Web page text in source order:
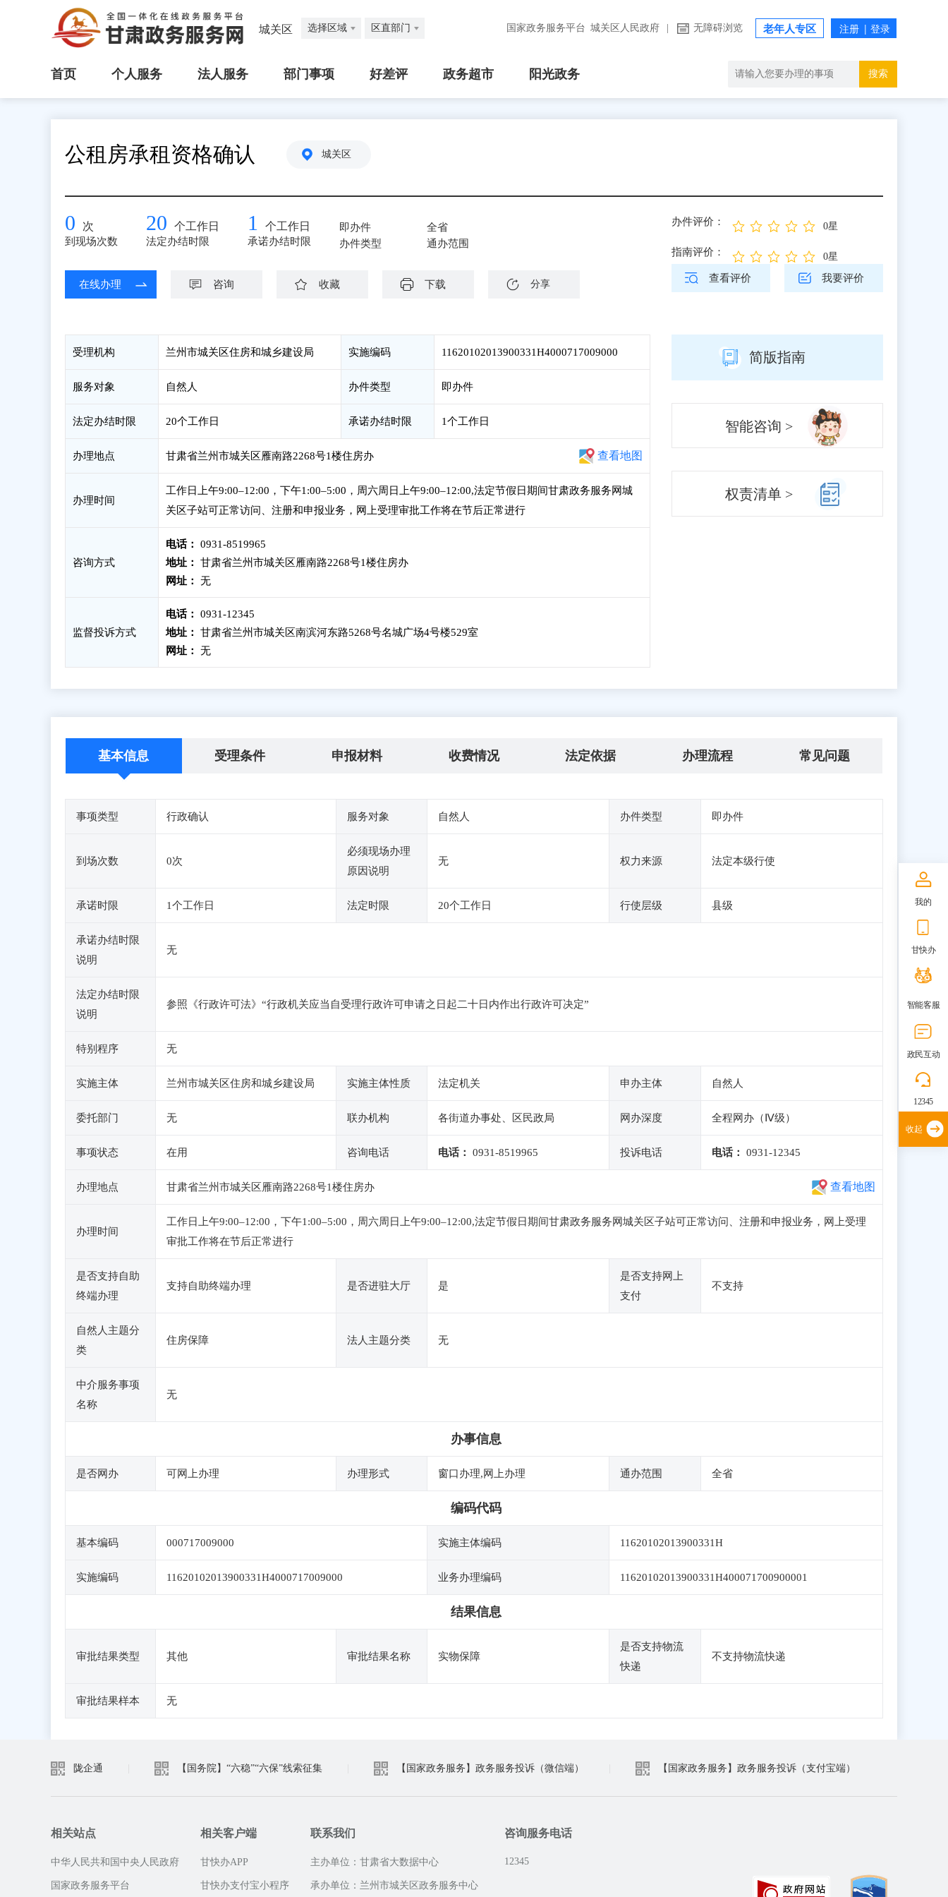
城关区 选择区域 区直部门 国家政务服务平台 城关区人民政府 无障碍浏览 老年人专区
首页 个人服务 法人服务 部门事项 好差评 政务超市 阳光政务 搜索
公租房承租资格确认 城关区
0 次
到现场次数
20 个工作日
法定办结时限
1 个工作日
承诺办结时限
即办件
办件类型
全省
通办范围
在线办理 咨询 收藏 下载 分享
办件评价： 0星
指南评价： 0星
查看评价 我要评价
受理机构 兰州市城关区住房和城乡建设局 实施编码 11620102013900331H4000717009000
服务对象 自然人 办件类型 即办件
法定办结时限 20个工作日 承诺办结时限 1个工作日
办理地点 甘肃省兰州市城关区雁南路2268号1楼住房办 查看地图
办理时间
工作日上午9:00–12:00，下午1:00–5:00，周六周日上午9:00–12:00,法定节假日期间甘肃政务服务网城
关区子站可正常访问、注册和申报业务，网上受理审批工作将在节后正常进行
咨询方式
电话：
0931-8519965
地址：
甘肃省兰州市城关区雁南路2268号1楼住房办
网址：
无
监督投诉方式
电话：
0931-12345
地址：
甘肃省兰州市城关区南滨河东路5268号名城广场4号楼529室
网址：
无
简版指南
智能咨询 >
权责清单 >
基本信息 受理条件 申报材料 收费情况 法定依据 办理流程 常见问题
事项类型 行政确认 服务对象 自然人 办件类型 即办件
到场次数 0次
必须现场办理
原因说明
无 权力来源 法定本级行使
承诺时限 1个工作日 法定时限 20个工作日 行使层级 县级
承诺办结时限
说明
无
法定办结时限
说明
参照《行政许可法》“行政机关应当自受理行政许可申请之日起二十日内作出行政许可决定”
特别程序 无
实施主体 兰州市城关区住房和城乡建设局 实施主体性质 法定机关 申办主体 自然人
委托部门 无 联办机构 各街道办事处、区民政局 网办深度 全程网办（Ⅳ级）
事项状态 在用 咨询电话 电话： 0931-8519965 投诉电话 电话： 0931-12345
办理地点 甘肃省兰州市城关区雁南路2268号1楼住房办 查看地图
办理时间
工作日上午9:00–12:00，下午1:00–5:00，周六周日上午9:00–12:00,法定节假日期间甘肃政务服务网城关区子站可正常访问、注册和申报业务，网上受理
审批工作将在节后正常进行
是否支持自助
终端办理
支持自助终端办理 是否进驻大厅 是
是否支持网上
支付
不支持
自然人主题分
类
住房保障 法人主题分类 无
中介服务事项
名称
无
办事信息
是否网办 可网上办理 办理形式 窗口办理,网上办理 通办范围 全省
编码代码
基本编码 000717009000 实施主体编码 11620102013900331H
实施编码 11620102013900331H4000717009000 业务办理编码 11620102013900331H400071700900001
结果信息
审批结果类型 其他 审批结果名称 实物保障
是否支持物流
快递
不支持物流快递
审批结果样本 无
陇企通 【国务院】“六稳”“六保”线索征集 【国家政务服务】政务服务投诉（微信端） 【国家政务服务】政务服务投诉（支付宝端）
相关站点
中华人民共和国中央人民政府
国家政务服务平台
相关客户端
甘快办APP
甘快办支付宝小程序
联系我们
主办单位：甘肃省大数据中心
承办单位：兰州市城关区政务服务中心
咨询服务电话
12345
我的
甘快办
智能客服
政民互动
12345
收起